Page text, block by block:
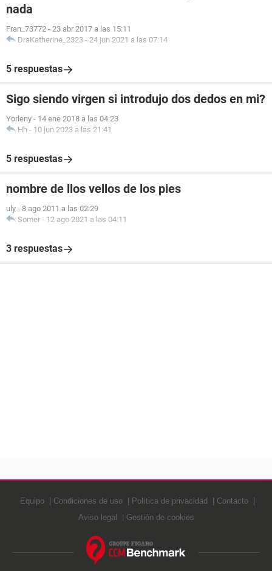
nada
Fran_73772 - 23 abr 2017 a las 15:11
DraKatherine_2323 - 24 jun 2021 a las 07:14
5 respuestas
Sigo siendo virgen si introdujo dos dedos en mi?
Yorleny - 14 ene 2018 a las 04:23
Hh - 10 jun 2023 a las 21:41
5 respuestas
nombre de llos vellos de los pies
uly - 8 ago 2011 a las 02:29
Somer - 12 ago 2021 a las 04:11
3 respuestas
Equipo Condiciones de uso Política de privacidad
Contacto
Aviso legal
Gestión de cookies